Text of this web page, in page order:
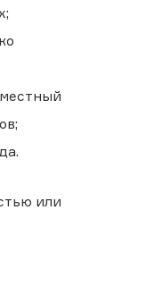
или